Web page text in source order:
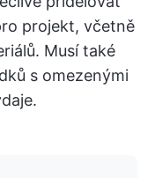
projekt, včetně
Musí také
s omezenými